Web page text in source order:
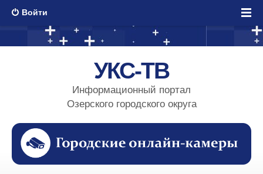
Войти
УКС-ТВ
Информационный портал
Озерского городского округа